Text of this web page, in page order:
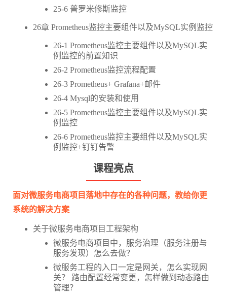
25-6 普罗米修斯监控
26章 Prometheus监控主要组件以及MySQL实例监控
26-1 Prometheus监控主要组件以及MySQL实
例监控的前置知识
26-2 Prometheus监控流程配置
26-3 Prometheus+ Grafana+邮件
26-4 Mysql的安装和使用
26-5 Prometheus监控主要组件以及MySQL实
例监控
26-6 Prometheus监控主要组件以及MySQL实
例监控+钉钉告警
课程亮点
面对微服务电商项目落地中存在的各种问题，教给你更
系统的解决方案
关于微服务电商项目工程架构
微服务电商项目中，服务治理（服务注册与
服务发现）怎么去做？
微服务工程的入口一定是网关，怎么实现网
关？ 路由配置经常变更，怎样做到动态路由
管理？